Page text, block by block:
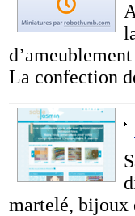
La confection
martelé, bijoux